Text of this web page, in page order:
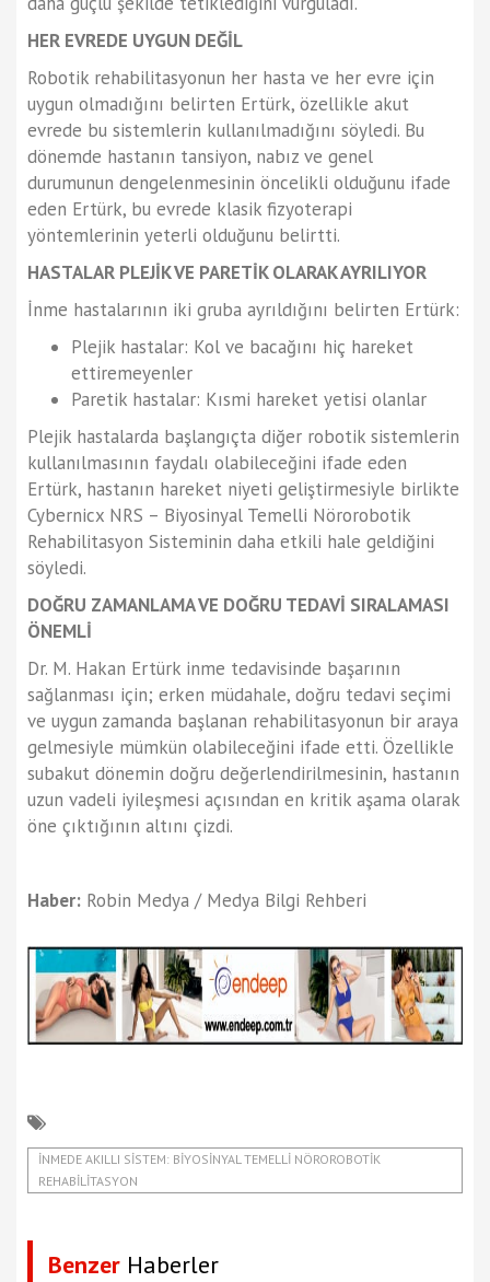
HER EVREDE UYGUN DEĞİL
Robotik rehabilitasyonun her hasta ve her evre için
uygun olmadığını belirten Ertürk, özellikle akut
evrede bu sistemlerin kullanılmadığını söyledi. Bu
dönemde hastanın tansiyon, nabız ve genel
durumunun dengelenmesinin öncelikli olduğunu ifade
eden Ertürk, bu evrede klasik fizyoterapi
yöntemlerinin yeterli olduğunu belirtti.
HASTALAR PLEJİK VE PARETİK OLARAK AYRILIYOR
İnme hastalarının iki gruba ayrıldığını belirten Ertürk:
Plejik hastalar: Kol ve bacağını hiç hareket
ettiremeyenler
Paretik hastalar: Kısmi hareket yetisi olanlar
Plejik hastalarda başlangıçta diğer robotik sistemlerin
kullanılmasının faydalı olabileceğini ifade eden
Ertürk, hastanın hareket niyeti geliştirmesiyle birlikte
Cybernicx NRS – Biyosinyal Temelli Nörorobotik
Rehabilitasyon Sisteminin daha etkili hale geldiğini
söyledi.
DOĞRU ZAMANLAMA VE DOĞRU TEDAVİ SIRALAMASI
ÖNEMLİ
Dr. M. Hakan Ertürk inme tedavisinde başarının
sağlanması için; erken müdahale, doğru tedavi seçimi
ve uygun zamanda başlanan rehabilitasyonun bir araya
gelmesiyle mümkün olabileceğini ifade etti. Özellikle
subakut dönemin doğru değerlendirilmesinin, hastanın
uzun vadeli iyileşmesi açısından en kritik aşama olarak
öne çıktığının altını çizdi.
Haber: Robin Medya / Medya Bilgi Rehberi
İNMEDE AKILLI SİSTEM: BİYOSİNYAL TEMELLİ NÖROROBOTİK
REHABİLİTASYON
Benzer Haberler